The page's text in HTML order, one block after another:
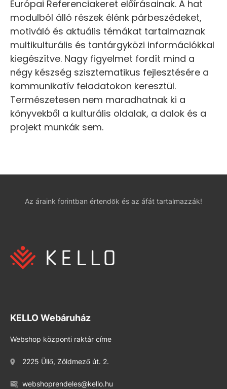
Európai Referenciakeret előírásainak. A hat
modulból álló részek élénk párbeszédeket,
motiváló és aktuális témákat tartalmaznak
multikulturális és tantárgyközi információkkal
kiegészítve. Nagy figyelmet fordít mind a
négy készség szisztematikus fejlesztésére a
kommunikatív feladatokon keresztül.
Természetesen nem maradhatnak ki a
könyvekből a kulturális oldalak, a dalok és a
projekt munkák sem.
Az áraink forintban értendők és az áfát tartalmazzák!
KELLO Webáruház
Webshop központi raktár címe
2225 Üllő, Zöldmező út. 2.
webshoprendeles@kello.hu